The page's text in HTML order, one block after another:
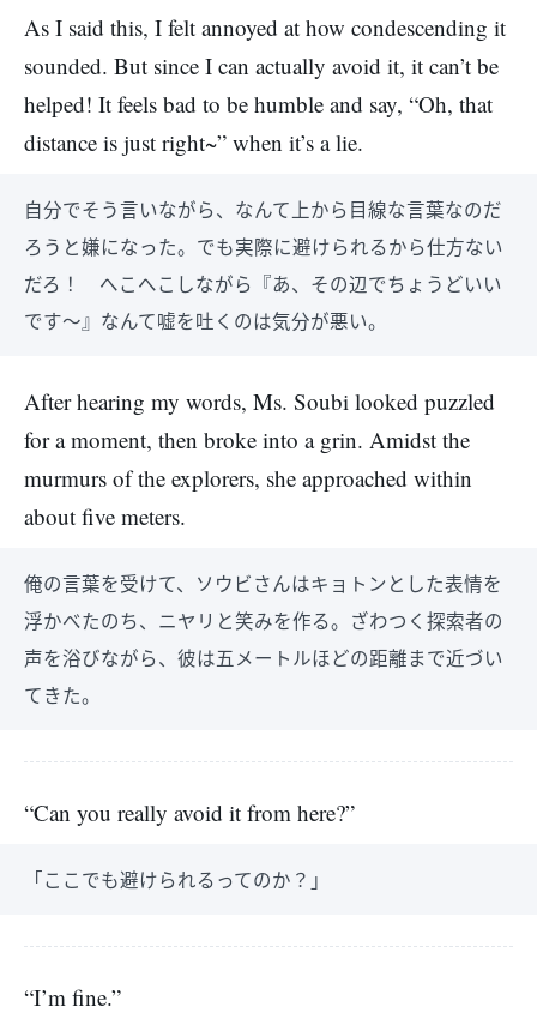
As I said this, I felt annoyed at how condescending it
sounded. But since I can actually avoid it, it can’t be
helped! It feels bad to be humble and say, “Oh, that
distance is just right~” when it’s a lie.
自分でそう言いながら、なんて上から目線な言葉なのだ
ろうと嫌になった。でも実際に避けられるから仕方ない
だろ！ へこへこしながら『あ、その辺でちょうどいい
です～』なんて嘘を吐くのは気分が悪い。
After hearing my words, Ms. Soubi looked puzzled
for a moment, then broke into a grin. Amidst the
murmurs of the explorers, she approached within
about five meters.
俺の言葉を受けて、ソウビさんはキョトンとした表情を
浮かべたのち、ニヤリと笑みを作る。ざわつく探索者の
声を浴びながら、彼は五メートルほどの距離まで近づい
てきた。
“Can you really avoid it from here?”
「ここでも避けられるってのか？」
“I’m fine.”